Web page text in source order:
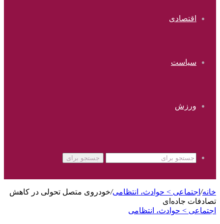
اقتصادی
سیاست
ورزش
جستجو برای
خانه/ اجتماعی > حوادث، انتظامی/خودروی متصل تحولی در کاهش
تصادفات جاده‌ای
اجتماعی > حوادث، انتظامی